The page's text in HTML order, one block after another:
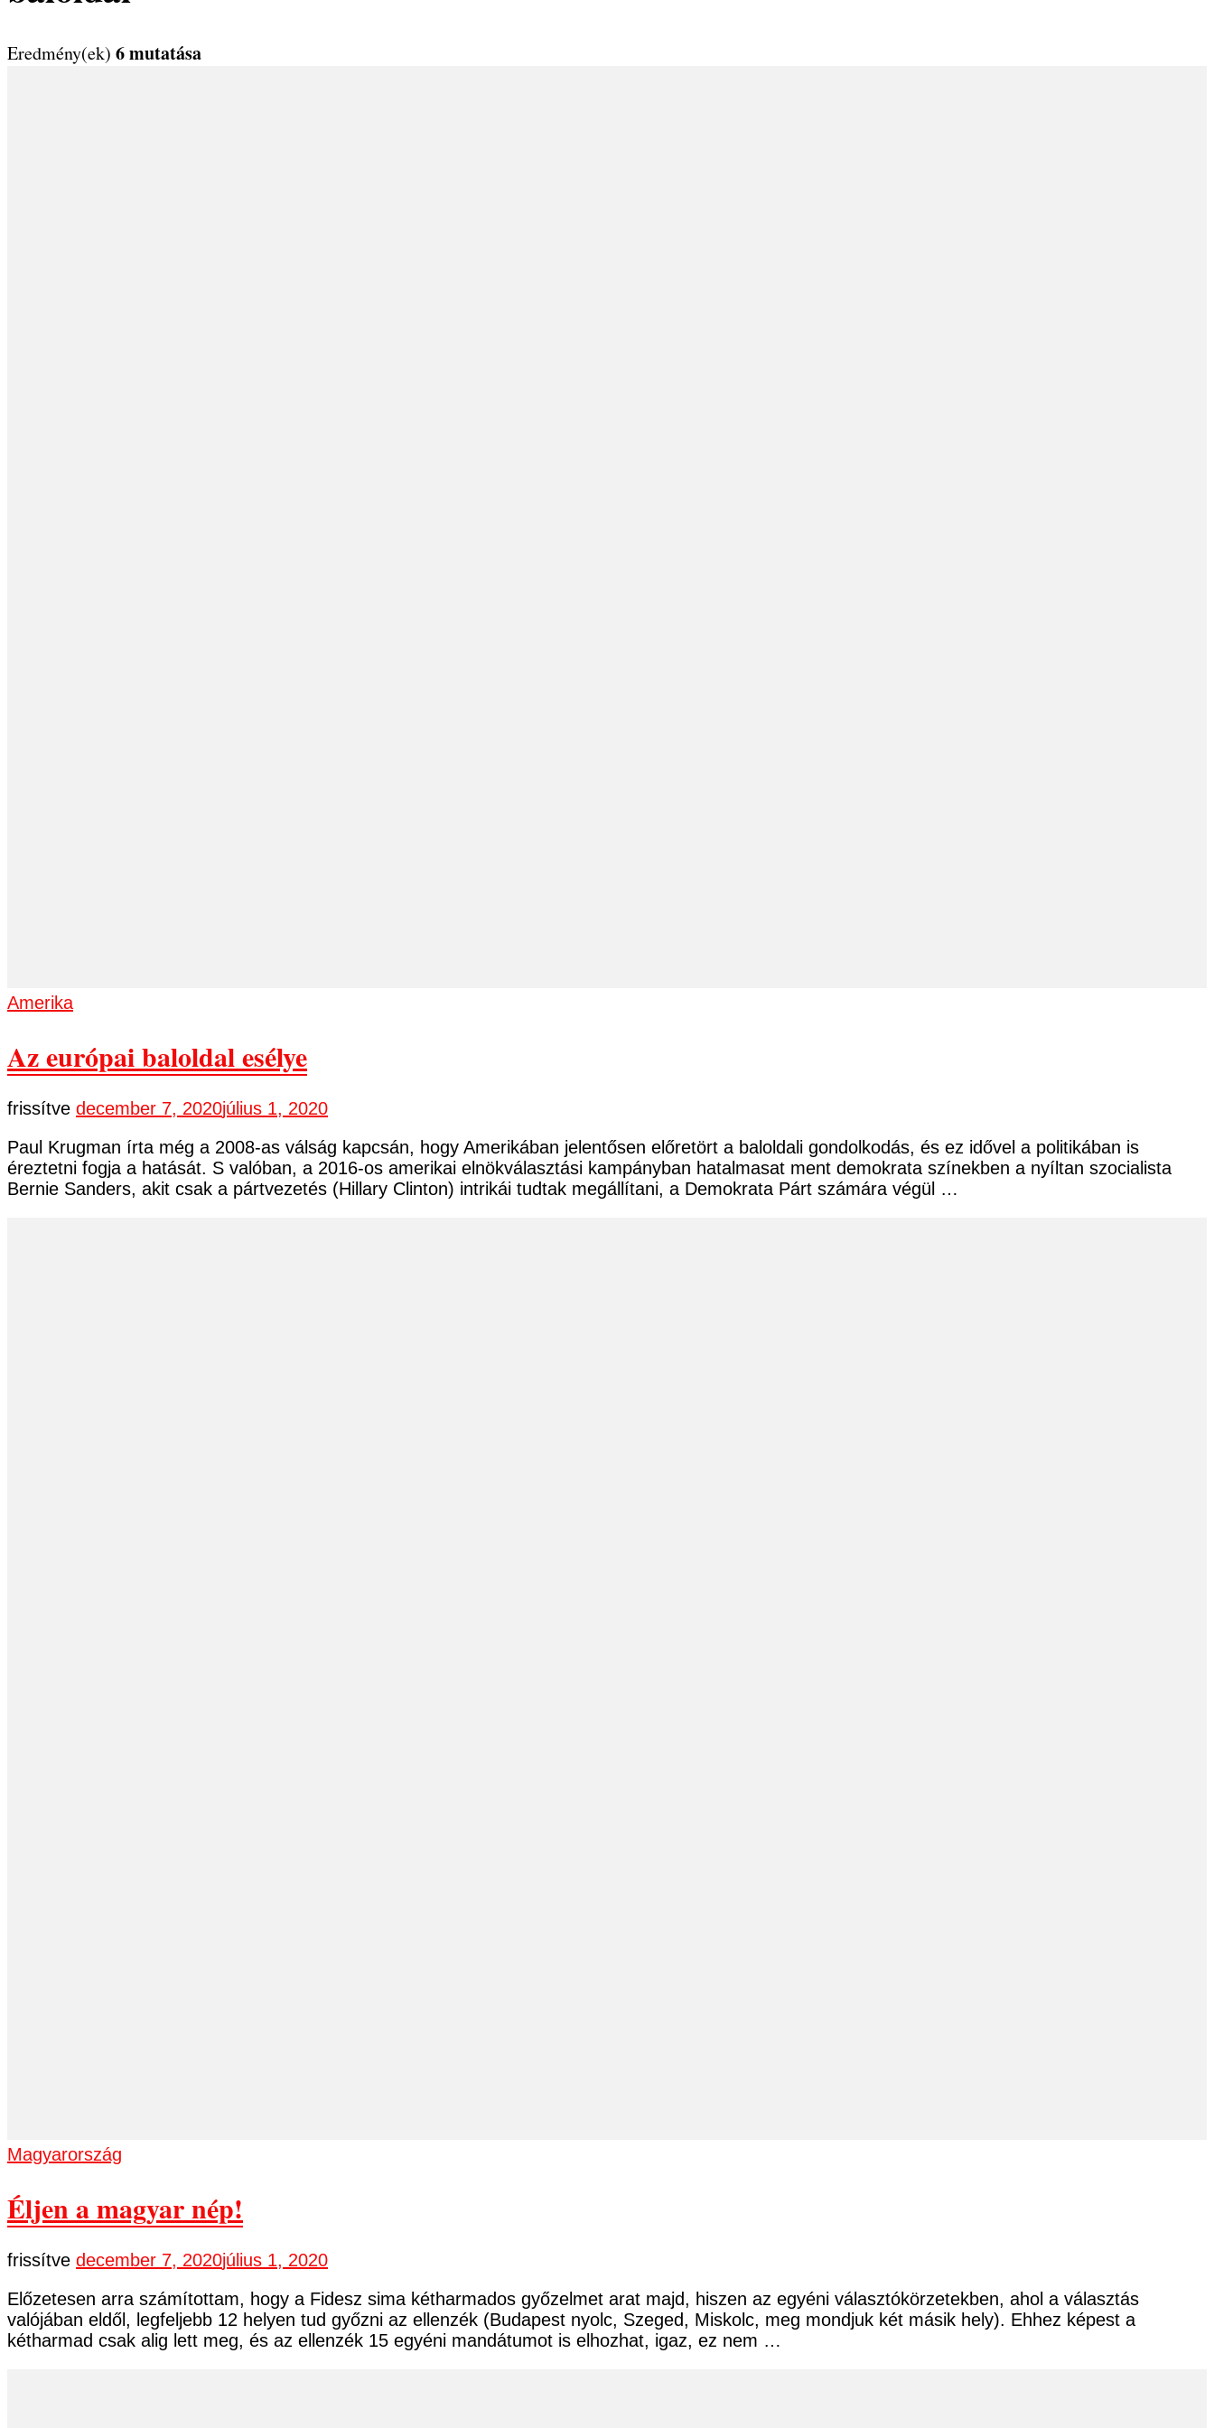
Eredmény(ek) 6 mutatása
Amerika
Az európai baloldal esélye
frissítve december 7, 2020július 1, 2020
Paul Krugman írta még a 2008-as válság kapcsán, hogy Amerikában jelentősen előretört a baloldali gondolkodás, és ez idővel a politikában is
éreztetni fogja a hatását. S valóban, a 2016-os amerikai elnökválasztási kampányban hatalmasat ment demokrata színekben a nyíltan szocialista
Bernie Sanders, akit csak a pártvezetés (Hillary Clinton) intrikái tudtak megállítani, a Demokrata Párt számára végül …
Magyarország
Éljen a magyar nép!
frissítve december 7, 2020július 1, 2020
Előzetesen arra számítottam, hogy a Fidesz sima kétharmados győzelmet arat majd, hiszen az egyéni választókörzetekben, ahol a választás
valójában eldől, legfeljebb 12 helyen tud győzni az ellenzék (Budapest nyolc, Szeged, Miskolc, meg mondjuk két másik hely). Ehhez képest a
kétharmad csak alig lett meg, és az ellenzék 15 egyéni mandátumot is elhozhat, igaz, ez nem …